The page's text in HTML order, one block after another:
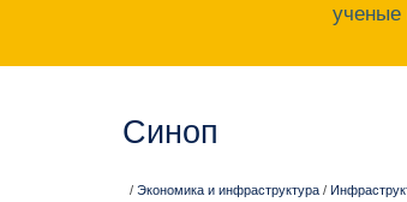
ученые
Синоп
/ Экономика и инфраструктура /